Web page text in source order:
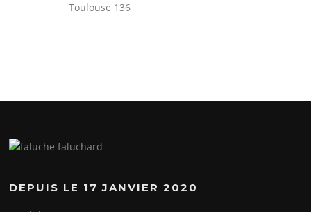
Toulouse 136
DEPUIS LE 17 JANVIER 2020